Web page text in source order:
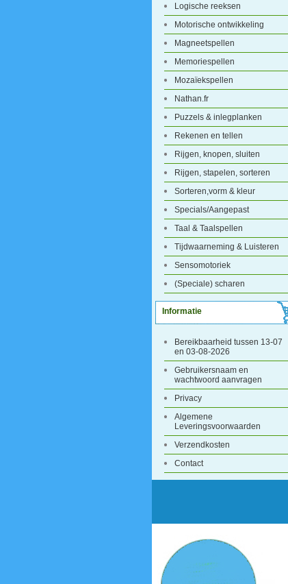
Logische reeksen
Motorische ontwikkeling
Magneetspellen
Memoriespellen
Mozaïekspellen
Nathan.fr
Puzzels & inlegplanken
Rekenen en tellen
Rijgen, knopen, sluiten
Rijgen, stapelen, sorteren
Sorteren,vorm & kleur
Specials/Aangepast
Taal & Taalspellen
Tijdwaarneming & Luisteren
Sensomotoriek
(Speciale) scharen
Informatie
Bereikbaarheid tussen 13-07
en 03-08-2026
Gebruikersnaam en
wachtwoord aanvragen
Privacy
Algemene
Leveringsvoorwaarden
Verzendkosten
Contact